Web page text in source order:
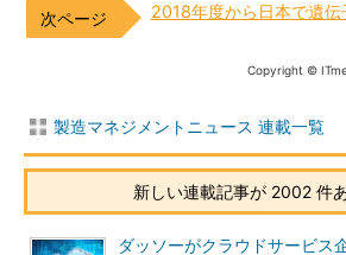
2018年度から日本で遺
Copyright ©
製造マネジメントニュース 連載一覧
新しい連載記事が 2002 件
ダッソーがクラウドサービス